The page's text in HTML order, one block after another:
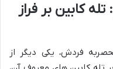
کابین بر فراز
فردش، یکی دیگر از